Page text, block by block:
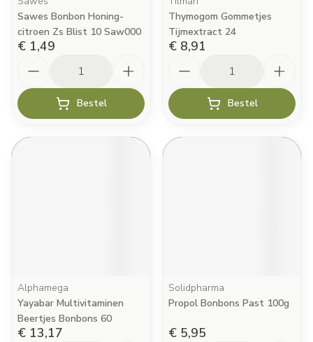
Sawes Bonbon Honing-
citroen Zs Blist 10 Saw000
€ 1,49
Bestel
Thymogom Gommetjes
Tijmextract 24
€ 8,91
Bestel
Alphamega
Yayabar Multivitaminen
Beertjes Bonbons 60
€ 13,17
Solidpharma
Propol Bonbons Past 100g
€ 5,95